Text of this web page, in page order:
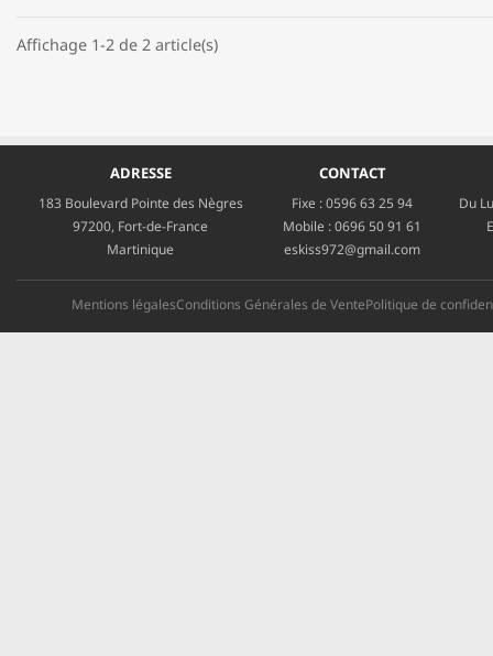
Affichage 1-2 de 2 article(s)
ADRESSE
183 Boulevard Pointe des Nègres
97200, Fort-de-France
Martinique
CONTACT
Fixe :0596 63 25 94
Mobile :0696 50 91 61
eskiss972@gmail.com
Du
Mentions légalesConditions Générales de VentePolitique de